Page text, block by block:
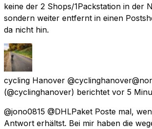
keine der 2 Shops/1Packstation in der
sondern weiter entfernt in einen
da nicht hin.
cycling Hanover
(@cyclinghanover) berichtet vor 5
@jono0815 @DHLPaket Poste mal,
Antwort erhältst. Bei mir haben die